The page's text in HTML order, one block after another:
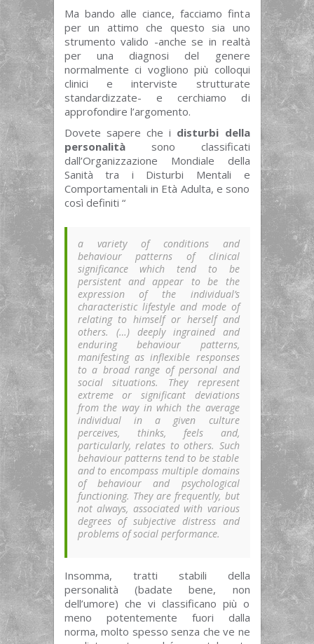
Ma bando alle ciance, facciamo finta
per un attimo che questo sia uno
strumento valido -anche se in realtà
per una diagnosi del genere
normalmente ci vogliono più colloqui
clinici e interviste strutturate
standardizzate- e cerchiamo di
approfondire l’argomento.
Dovete sapere che i disturbi della
personalitàsono classificati
dall’Organizzazione Mondiale della
Sanità tra i Disturbi Mentali e
Comportamentali in Età Adulta, e sono
così definiti “
a variety of conditions and
behaviour patterns of clinical
significance which tend to be
persistent and appear to be the
expression of the individual’s
characteristic lifestyle and mode of
relating to himself or herself and
others. (…) deeply ingrained and
enduring behaviour patterns,
manifesting as inflexible responses
to a broad range of personal and
social situations. They represent
extreme or significant deviations
from the way in which the average
individual in a given culture
perceives, thinks, feels and,
particularly, relates to others. Such
behaviour patterns tend to be stable
and to encompass multiple domains
of behaviour and psychological
functioning. They are frequently, but
not always, associated with various
degrees of subjective distress and
problems of social performance.
Insomma, tratti stabili della
personalità (badate bene, non
dell’umore) che vi classificano più o
meno potentemente fuori dalla
norma, molto spesso senza che ve ne